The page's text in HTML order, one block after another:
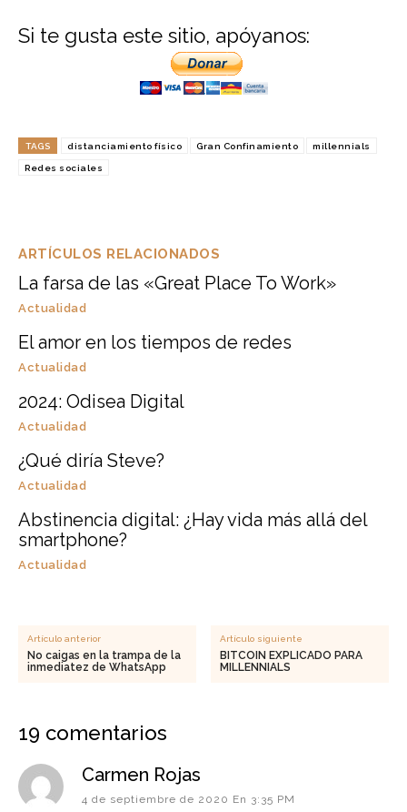
ARTÍCULOS RELACIONADOS
La farsa de las «Great Place To Work»
Actualidad
El amor en los tiempos de redes
Actualidad
2024: Odisea Digital
Actualidad
¿Qué diría Steve?
Actualidad
Abstinencia digital: ¿Hay vida más allá del
smartphone?
Actualidad
Si te gusta este sitio, apóyanos:
TAGS distanciamiento físico Gran Confinamiento millennials
Redes sociales
Artículo anterior
No caigas en la trampa de la
inmediatez de WhatsApp
Artículo siguiente
BITCOIN EXPLICADO PARA
MILLENNIALS
19 comentarios
Carmen Rojas
4 de septiembre de 2020 En 3:35 PM